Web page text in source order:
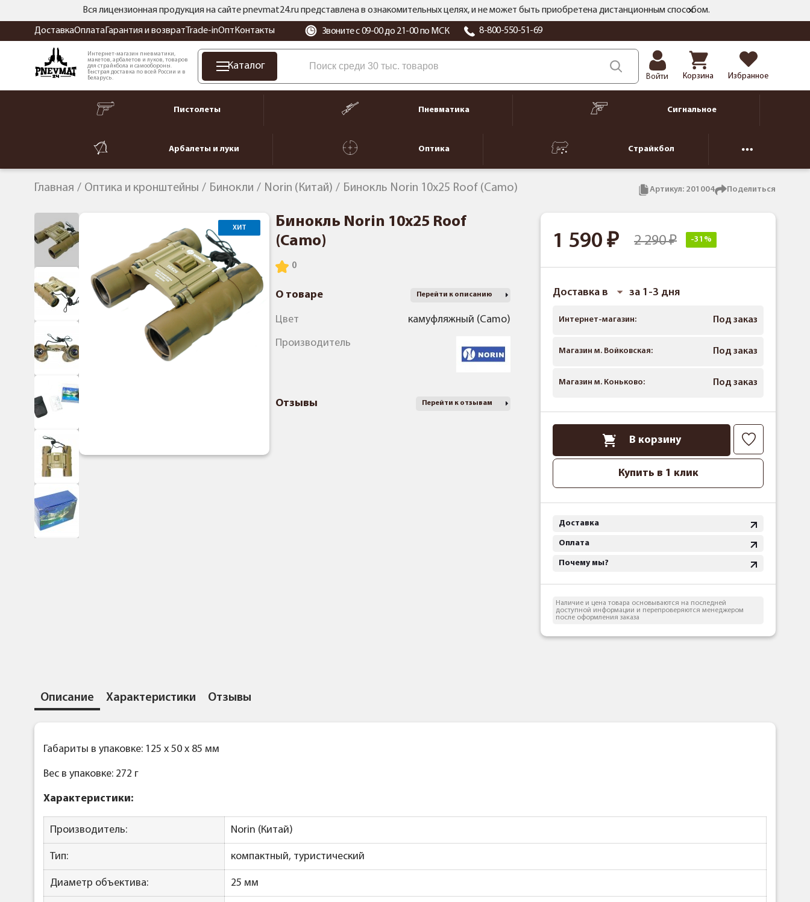
Вся лицензионная продукция на сайте pnevmat24.ru представлена в ознакомительных целях, и не может быть приобретена дистанционным способом.
ДоставкаОплата Гарантия и возврат Trade-inОпт Контакты Звоните с 09-00 до 21-00 по МСК 8-800-550-51-69
Интернет-магазин пневматики,
макетов, арбалетов и луков, товаров
для страйкбола и самообороны.
Быстрая доставка по всей России и в
Беларусь.
Каталог
Войти Корзина Избранное
Пистолеты Пневматика Сигнальное
Арбалеты и луки Оптика Страйкбол
Главная Оптика и кронштейны Бинокли Norin (Китай) Бинокль Norin 10x25 Roof (Camo) Артикул: 201004 Поделиться
ХИТ
Бинокль Norin 10x25 Roof
(Camo)
О товаре Перейти к описанию
Цвет камуфляжный (Camo)
Производитель
Отзывы Перейти к отзывам
1 590 2 290 -31%
Доставка в за 1-3 дня
Интернет-магазин: Под заказ
Магазин м. Войковская: Под заказ
Магазин м. Коньково: Под заказ
В корзину
Купить в 1 клик
Доставка
Оплата
Почему мы?
Наличие и цена товара основываются на последней
доступной информации и перепроверяются менеджером
после оформления заказа
Описание Характеристики Отзывы
Габариты в упаковке: 125 x 50 x 85 мм
Вес в упаковке: 272 г
Характеристики:
Производитель: Norin (Китай)
Тип: компактный, туристический
Диаметр объектива: 25 мм